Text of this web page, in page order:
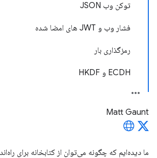
توکن وب JSON
فشار وب و JWT های امضا شده
رمزگذاری بار
ECDH و HKDF
Matt Gaunt
ما دیده‌ایم که چگونه می‌توان از کتابخانه برای